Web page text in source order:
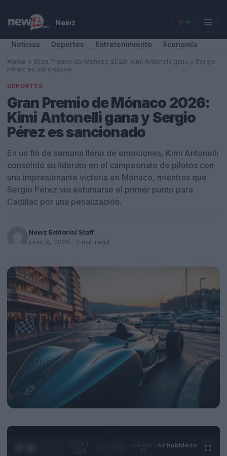
Newz
Noticias Deportes Entretenimiento Economía
Home » Gran Premio de Mónaco 2026: Kimi Antonelli gana y Sergio
Pérez es sancionado
DEPORTES
Gran Premio de Mónaco 2026:
Kimi Antonelli gana y Sergio
Pérez es sancionado
En un fin de semana lleno de emociones, Kimi Antonelli
consolidó su liderato en el campeonato de pilotos con
una impresionante victoria en Mónaco, mientras que
Sergio Pérez vio esfumarse el primer punto para
Cadillac por una penalización.
Newz Editorial Staff
junio 9, 2026 · 3 min read
0:28 /
4:27
Ad hubMedia